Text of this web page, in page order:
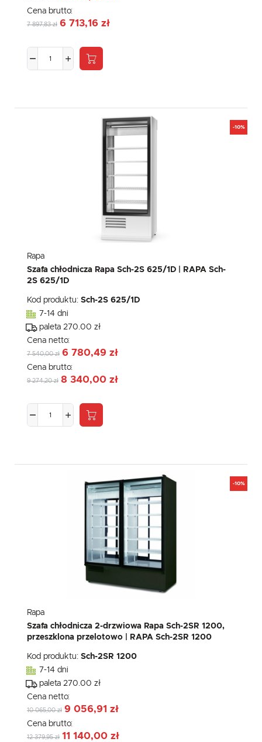
Cena brutto:
7 897,83 zł 6 713,16 zł
-10%
Rapa
Szafa chłodnicza Rapa Sch-2S 625/1D | RAPA Sch-
2S 625/1D
Kod produktu: Sch-2S 625/1D
7-14 dni
paleta 270.00 zł
Cena netto:
7 540,00 zł 6 780,49 zł
Cena brutto:
9 274,20 zł 8 340,00 zł
-10%
Rapa
Szafa chłodnicza 2-drzwiowa Rapa Sch-2SR 1200,
przeszklona przelotowo | RAPA Sch-2SR 1200
Kod produktu: Sch-2SR 1200
7-14 dni
paleta 270.00 zł
Cena netto:
10 065,00 zł 9 056,91 zł
Cena brutto:
12 379,95 zł 11 140,00 zł